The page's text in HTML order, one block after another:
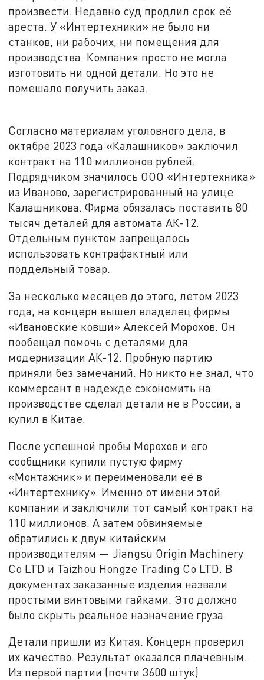
произвести. Недавно суд продлил срок её
ареста. У «Интертехники» не было ни
станков, ни рабочих, ни помещения для
производства. Компания просто не могла
изготовить ни одной детали. Но это не
помешало получить заказ.
Согласно материалам уголовного дела, в
октябре 2023 года «Калашников» заключил
контракт на 110 миллионов рублей.
Подрядчиком значилось ООО «Интертехника»
из Иваново, зарегистрированный на улице
Калашникова. Фирма обязалась поставить 80
тысяч деталей для автомата АК-12.
Отдельным пунктом запрещалось
использовать контрафактный или
поддельный товар.
За несколько месяцев до этого, летом 2023
года, на концерн вышел владелец фирмы
«Ивановские ковши» Алексей Морохов. Он
пообещал помочь с деталями для
модернизации АК-12. Пробную партию
приняли без замечаний. Но никто не знал, что
коммерсант в надежде сэкономить на
производстве сделал детали не в России, а
купил в Китае.
После успешной пробы Морохов и его
сообщники купили пустую фирму
«Монтажник» и переименовали её в
«Интертехнику». Именно от имени этой
компании и заключили тот самый контракт на
110 миллионов. А затем обвиняемые
обратились к двум китайским
производителям — Jiangsu Origin Machinery
Co LTD и Taizhou Hongze Trading Co LTD. В
документах заказанные изделия назвали
простыми винтовыми гайками. Это должно
было скрыть реальное назначение груза.
Детали пришли из Китая. Концерн проверил
их качество. Результат оказался плачевным.
Из первой партии (почти 3600 штук)